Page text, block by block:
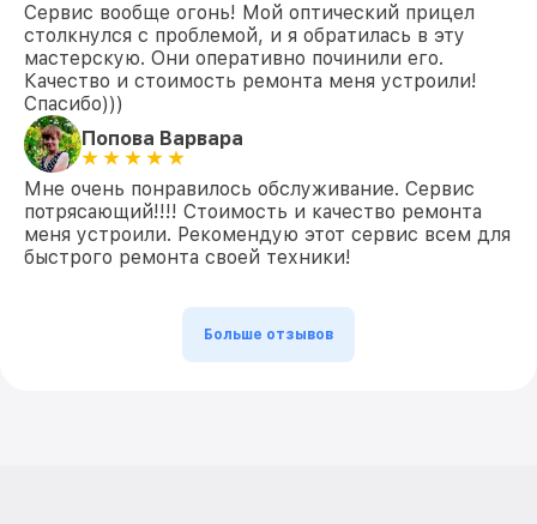
Сервис вообще огонь! Мой оптический прицел
столкнулся с проблемой, и я обратилась в эту
мастерскую. Они оперативно починили его.
Качество и стоимость ремонта меня устроили!
Спасибо)))
Попова Варвара
Мне очень понравилось обслуживание. Сервис
потрясающий!!!! Стоимость и качество ремонта
меня устроили. Рекомендую этот сервис всем для
быстрого ремонта своей техники!
Больше отзывов